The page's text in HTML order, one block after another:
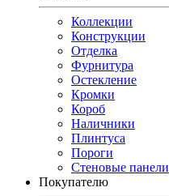
Коллекции
Конструкции
Отделка
Фурнитура
Остекление
Кромки
Короб
Наличники
Плинтуса
Пороги
Стеновые панели
Покупателю